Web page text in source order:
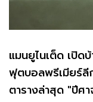
แมนยูไนเต็ด เปิด
ฟุตบอลพรีเมียร์ลี
ตารางล่าสุด "ปีศ